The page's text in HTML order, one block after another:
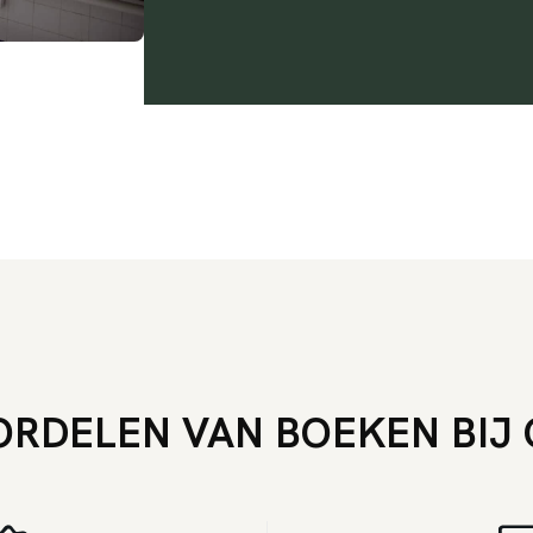
VAN BOEKEN BIJ